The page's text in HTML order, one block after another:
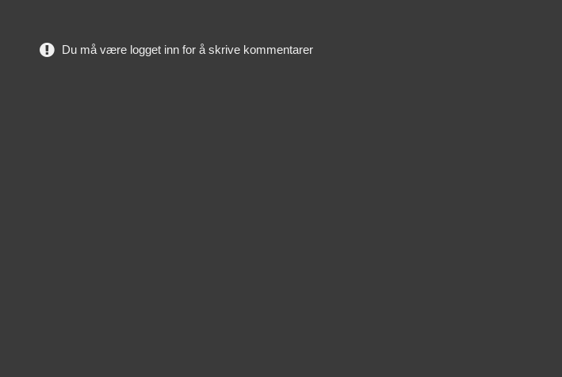
Du må være logget inn for å skrive kommentarer